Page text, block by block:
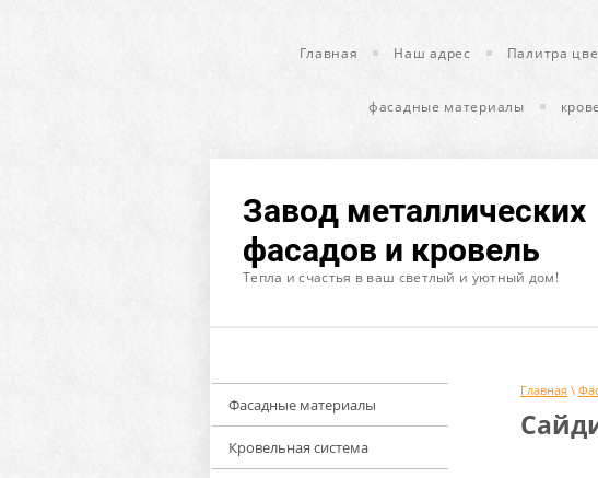
Главная Наш адрес Палитра
фасадные материалы
Завод металлических
фасадов и кровель
Тепла и счастья в ваш светлый и уютный дом!
Фасадные материалы
Кровельная система
Главная \